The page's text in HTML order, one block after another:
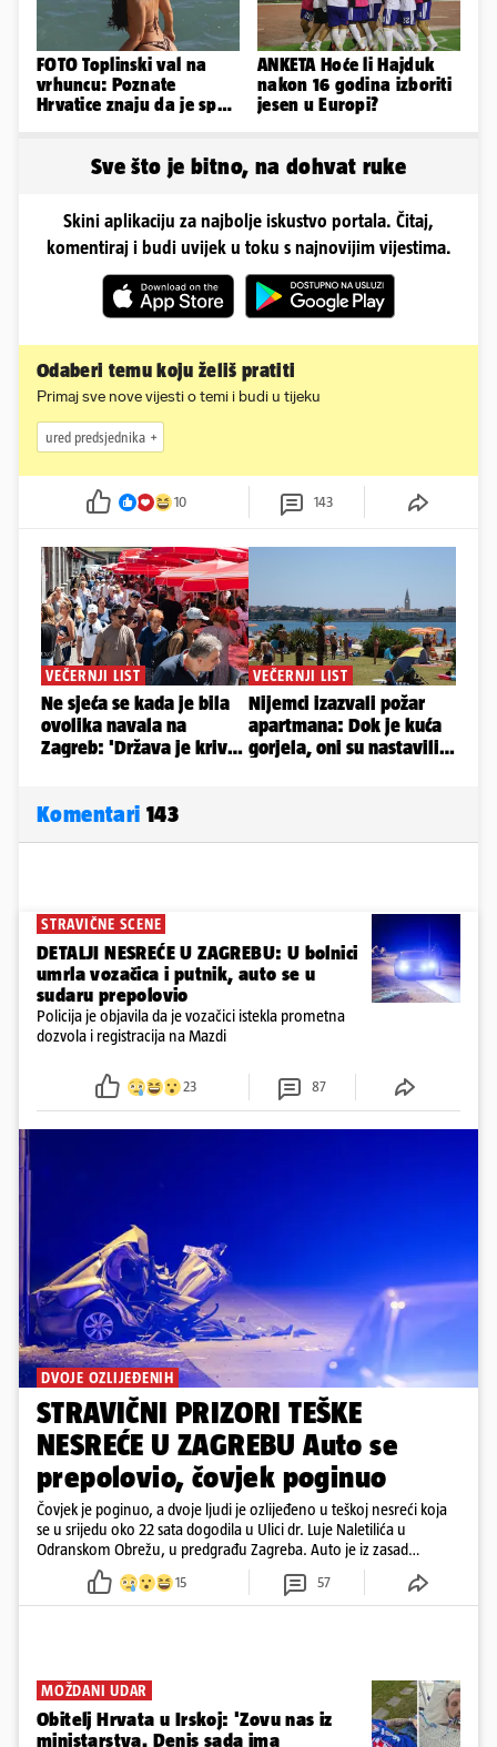
FOTO Toplinski val na
vrhuncu: Poznate
Hrvatice znaju da je spas
ANKETA Hoće li Hajduk
nakon 16 godina izboriti
jesen u Europi?
Sve što je bitno, na dohvat ruke
Skini aplikaciju za najbolje iskustvo portala. Čitaj,
komentiraj i budi uvijek u toku s najnovijim vijestima.
Odaberi temu koju želiš pratiti
Primaj sve nove vijesti o temi i budi u tijeku
ured predsjednika
10 143
Komentari 143
STRAVIČNE SCENE
DETALJI NESREĆE U ZAGREBU: U bolnici
umrla vozačica i putnik, auto se u
sudaru prepolovio
Policija je objavila da je vozačici istekla prometna
dozvola i registracija na Mazdi
23 87
DVOJE OZLIJEĐENIH
STRAVIČNI PRIZORI TEŠKE
NESREĆE U ZAGREBU Auto se
prepolovio, čovjek poginuo
Čovjek je poginuo, a dvoje ljudi je ozlijeđeno u teškoj nesreći koja
se u srijedu oko 22 sata dogodila u Ulici dr. Luje Naletilića u
Odranskom Obrežu, u predgrađu Zagreba. Auto je iz zasad
neutvrđenih razloga sletio s kolnika, a od siline udara vozilo se
prepolovilo.
15 57
MOŽDANI UDAR
Obitelj Hrvata u Irskoj: 'Zovu nas iz
ministarstva. Denis sada ima